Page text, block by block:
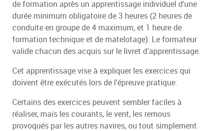
de formation après un apprentissage individuel d’une
durée minimum obligatoire de 3 heures (2 heures de
conduite en groupe de 4 maximum, et 1 heure de
formation technique et de matelotage). Le formateur
valide chacun des acquis sur le livret d’apprentissage.
Cet apprentissage vise à expliquer les exercices qui
doivent être exécutés lors de l'épreuve pratique.
Certains des exercices peuvent sembler faciles à
réaliser, mais les courants, le vent, les remous
provoqués par les autres navires, ou tout simplement